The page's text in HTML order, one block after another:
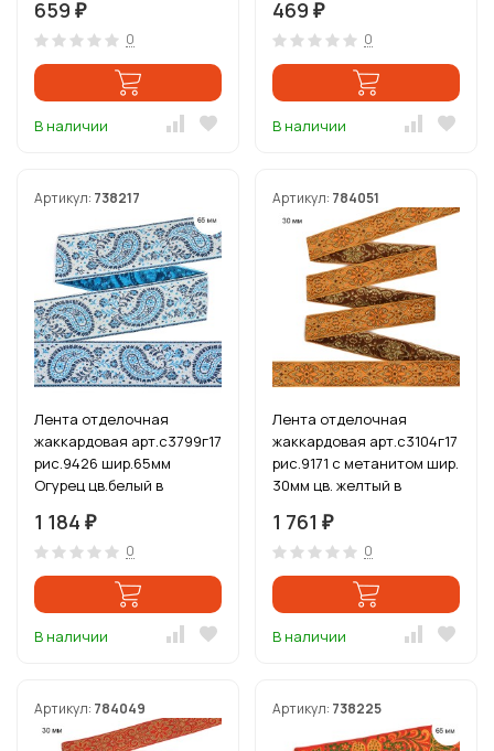
659 ₽
0
В наличии
469 ₽
0
В наличии
Артикул: 738217
Лента отделочная
жаккардовая арт.с3799г17
рис.9426 шир.65мм
Огурец цв.белый в
1 184 ₽
0
В наличии
Артикул: 784051
Лента отделочная
жаккардовая арт.с3104г17
рис.9171 с метанитом шир.
30мм цв. желтый в
1 761 ₽
0
В наличии
Артикул: 784049 Артикул: 738225